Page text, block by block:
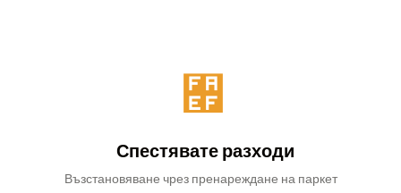
Спестявате разходи
Възстановяване чрез пренареждане на паркет